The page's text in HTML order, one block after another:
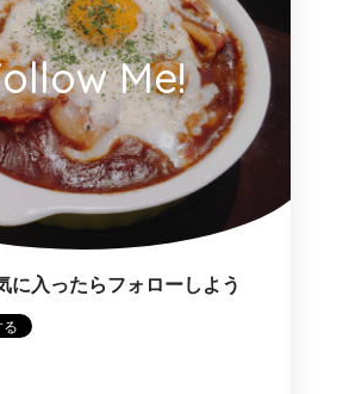
Me!
に入ったらフォローしよう